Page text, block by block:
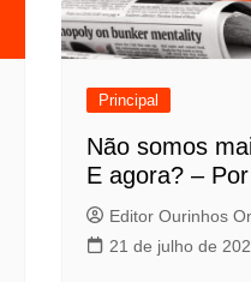
Principal
Não somos
E agora? –
Editor Ourinhos
21 de julho de